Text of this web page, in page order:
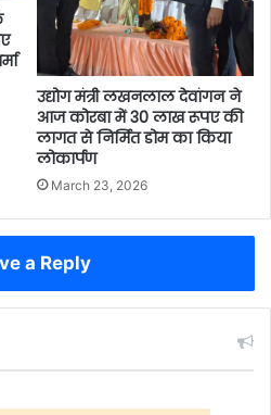
उद्योग मंत्री लखनलाल देवांगन ने
आज कोरबा में 30 लाख रूपए की
लागत से निर्मित डोम का किया
लोकार्पण
March 23, 2026
a Reply